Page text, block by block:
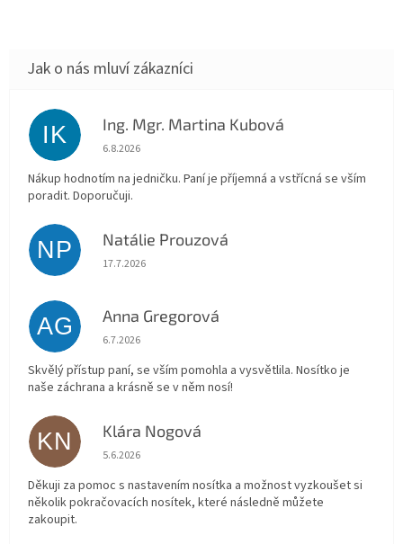
IK Ing. Mgr. Martina Kubová
Hodnocení obchodu je 5 z 5 hvězdiček.
6.8.2026
Nákup hodnotím na jedničku. Paní je příjemná a vstřícná se vším
poradit. Doporučuji.
NP Natálie Prouzová
Hodnocení obchodu je 5 z 5 hvězdiček.
17.7.2026
AG Anna Gregorová
Hodnocení obchodu je 5 z 5 hvězdiček.
6.7.2026
Skvělý přístup paní, se vším pomohla a vysvětlila. Nosítko je
naše záchrana a krásně se v něm nosí!
KN Klára Nogová
Hodnocení obchodu je 5 z 5 hvězdiček.
5.6.2026
Děkuji za pomoc s nastavením nosítka a možnost vyzkoušet si
několik pokračovacích nosítek, které následně můžete
zakoupit.